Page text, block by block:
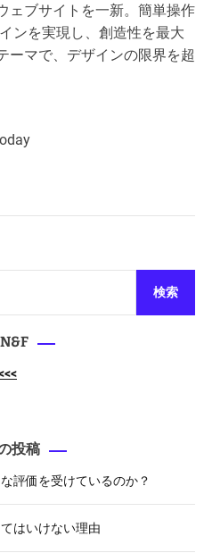
ェブサイトを一新。簡単操作
ンを実現し、創造性を最大
ーマで、デザインの限界を超
投稿
評価を受けているのか？
はいけない理由